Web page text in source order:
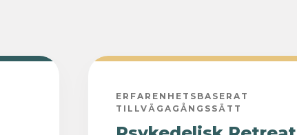
ERFARENHETSBASERAT
TILLVÄGAGÅNGSSÄTT